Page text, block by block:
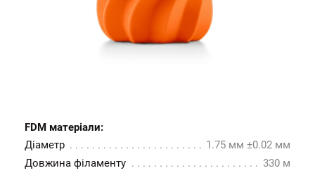
FDM матеріали:
Діаметр
1.75 мм ±0.02 мм
Довжина філаменту
330 м